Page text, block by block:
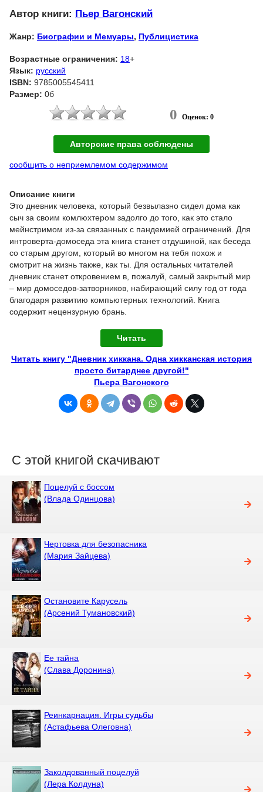
Автор книги: Пьер Вагонский
Жанр: Биографии и Мемуары, Публицистика
Возрастные ограничения: 18+
Язык: русский
ISBN: 9785005545411
Размер: 0б
0 Оценок: 0
Авторские права соблюдены
сообщить о неприемлемом содержимом
Описание книги
Это дневник человека, который безвылазно сидел дома как
сыч за своим комлюхтером задолго до того, как это стало
мейнстримом из-за связанных с пандемией ограничений. Для
интроверта-домоседа эта книга станет отдушиной, как беседа
со старым другом, который во многом на тебя похож и
смотрит на жизнь также, как ты. Для остальных читателей
дневник станет откровением в, пожалуй, самый закрытый мир
– мир домоседов-затворников, набирающий силу год от года
благодаря развитию компьютерных технологий. Книга
содержит нецензурную брань.
Читать
Читать книгу "Дневник хиккана. Одна хикканская история
просто битарднее другой!"
Пьера Вагонского
С этой книгой скачивают
Поцелуй с боссом
(Влада Одинцова)
Чертовка для безопасника
(Мария Зайцева)
Остановите Карусель
(Арсений Тумановский)
Ее тайна
(Слава Доронина)
Реинкарнация. Игры судьбы
(Астафьева Олеговна)
Заколдованный поцелуй
(Лера Колдуна)